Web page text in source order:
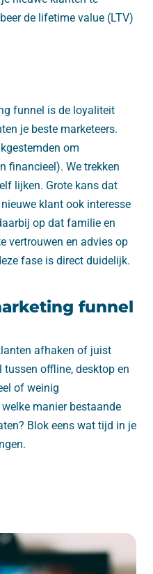
de lifetime value (LTV)
funnel is de loyaliteit
je beste marketeers.
om
financieel). We trekken
lijken. Grote kans dat
klant ook interesse
op dat familie en
vertrouwen en advies op
fase is direct duidelijk.
funnel
afhaken of juist
tussen offline, desktop en
of weinig
manier bestaande
Blok eens wat tijd in je